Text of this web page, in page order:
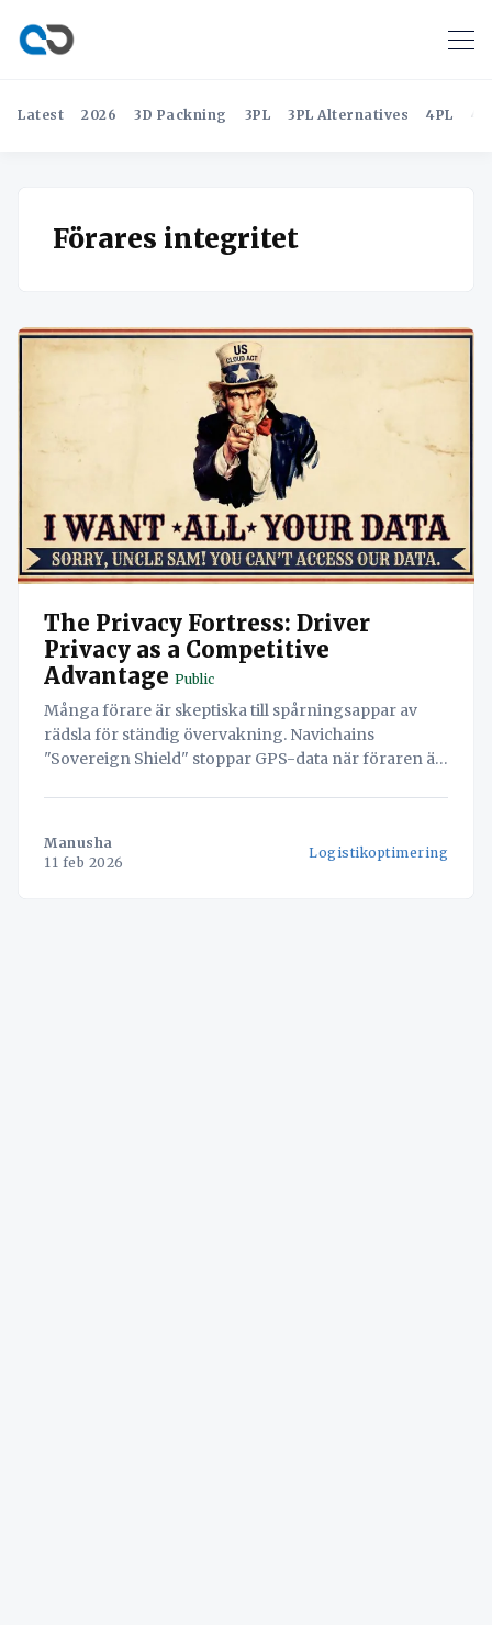
Latest 2026 3D Packning 3PL 3PL Alternatives 4PL
Förares integritet
The Privacy Fortress: Driver
Privacy as a Competitive
Advantage Public
Många förare är skeptiska till spårningsappar av
rädsla för ständig övervakning. Navichains
"Sovereign Shield" stoppar GPS-data när föraren är
Manusha
11 feb 2026
Logistikoptimering